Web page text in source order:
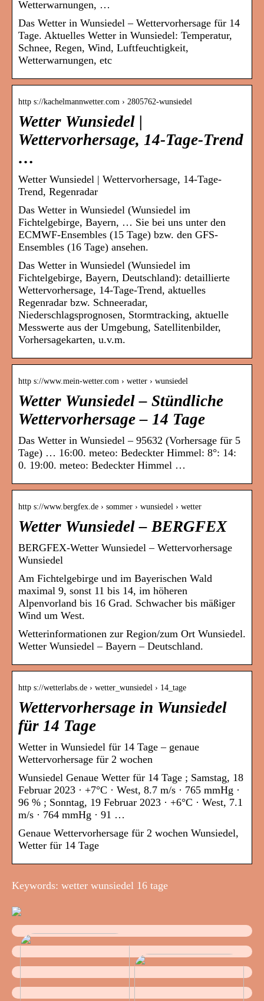
Wetterwarnungen, …
Das Wetter in Wunsiedel – Wettervorhersage für 14
Tage. Aktuelles Wetter in Wunsiedel: Temperatur,
Schnee, Regen, Wind, Luftfeuchtigkeit,
Wetterwarnungen, etc
http s://kachelmannwetter.com › 2805762-wunsiedel
Wetter Wunsiedel |
Wettervorhersage, 14-Tage-Trend
…
Wetter Wunsiedel | Wettervorhersage, 14-Tage-
Trend, Regenradar
Das Wetter in Wunsiedel (Wunsiedel im
Fichtelgebirge, Bayern, … Sie bei uns unter den
ECMWF-Ensembles (15 Tage) bzw. den GFS-
Ensembles (16 Tage) ansehen.
Das Wetter in Wunsiedel (Wunsiedel im
Fichtelgebirge, Bayern, Deutschland): detaillierte
Wettervorhersage, 14-Tage-Trend, aktuelles
Regenradar bzw. Schneeradar,
Niederschlagsprognosen, Stormtracking, aktuelle
Messwerte aus der Umgebung, Satellitenbilder,
Vorhersagekarten, u.v.m.
http s://www.mein-wetter.com › wetter › wunsiedel
Wetter Wunsiedel – Stündliche
Wettervorhersage – 14 Tage
Das Wetter in Wunsiedel – 95632 (Vorhersage für 5
Tage) … 16:00. meteo: Bedeckter Himmel: 8°: 14:
0. 19:00. meteo: Bedeckter Himmel …
http s://www.bergfex.de › sommer › wunsiedel › wetter
Wetter Wunsiedel – BERGFEX
BERGFEX-Wetter Wunsiedel – Wettervorhersage
Wunsiedel
Am Fichtelgebirge und im Bayerischen Wald
maximal 9, sonst 11 bis 14, im höheren
Alpenvorland bis 16 Grad. Schwacher bis mäßiger
Wind um West.
Wetterinformationen zur Region/zum Ort Wunsiedel.
Wetter Wunsiedel – Bayern – Deutschland.
http s://wetterlabs.de › wetter_wunsiedel › 14_tage
Wettervorhersage in Wunsiedel
für 14 Tage
Wetter in Wunsiedel für 14 Tage – genaue
Wettervorhersage für 2 wochen
Wunsiedel Genaue Wetter für 14 Tage ; Samstag, 18
Februar 2023 · +7°C · West, 8.7 m/s · 765 mmHg ·
96 % ; Sonntag, 19 Februar 2023 · +6°C · West, 7.1
m/s · 764 mmHg · 91 …
Genaue Wettervorhersage für 2 wochen Wunsiedel,
Wetter für 14 Tage
Keywords: wetter wunsiedel 16 tage